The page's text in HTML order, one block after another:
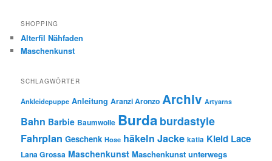
SHOPPING
Alterfil Nähfaden
Maschenkunst
SCHLAGWÖRTER
Ankleidepuppe Anleitung Aranzi Aronzo Archiv Artyarns
Bahn Barbie Baumwolle Burda burdastyle
Fahrplan Geschenk Hose häkeln Jacke katia Kleid Lace
Lana Grossa Maschenkunst Maschenkunst unterwegs